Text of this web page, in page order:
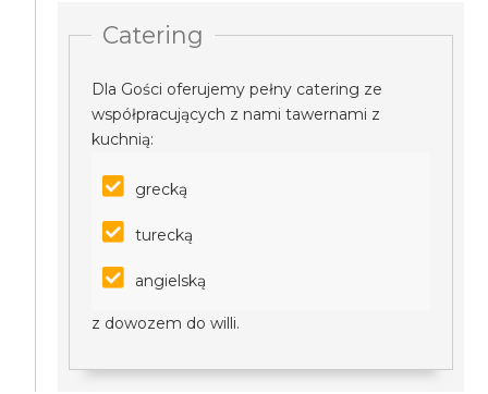
Catering
Dla Gości oferujemy pełny catering ze
współpracujących z nami tawernami z
kuchnią:
grecką
turecką
angielską
z dowozem do willi.